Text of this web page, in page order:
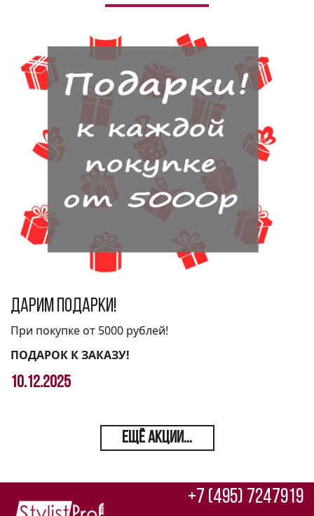
Дарим подарки!
При покупке от 5000 рублей!
ПОДАРОК К ЗАКАЗУ!
10.12.2025
ЕЩЁ АКЦИИ...
+7 (495) 7247919